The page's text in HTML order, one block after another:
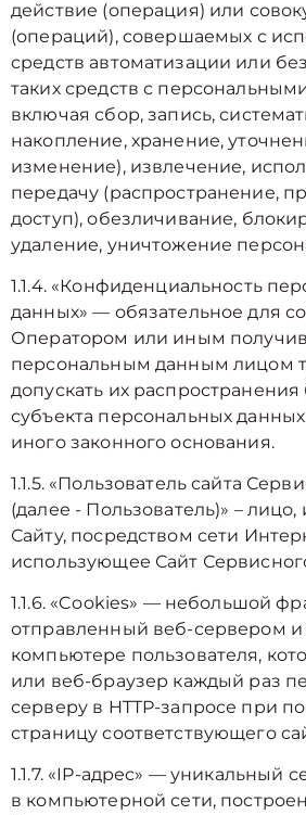
действие (операция) или
(операций), совершаемых с
средств автоматизации или
таких средств с
включая сбор, запись,
накопление, хранение,
изменение), извлечение,
передачу (распространение,
доступ), обезличивание,
удаление, уничтожение
1.1.4. «Конфиденциальность
данных» — обязательное для
Оператором или иным
персональным данным лицом
допускать их распространения
субъекта персональных
иного законного основания.
1.1.5. «Пользователь сайта
(далее ‑ Пользователь)» –
Сайту, посредством сети
использующее Сайт
1.1.6. «Cookies» — небольшой
отправленный веб-сервером
компьютере пользователя,
или веб-браузер каждый раз
серверу в HTTP-запросе при
страницу соответствующего
1.1.7. «IP-адрес» — уникальный
в компьютерной сети,